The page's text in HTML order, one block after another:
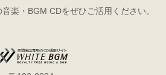
楽・BGM CDをぜひご活用ください。